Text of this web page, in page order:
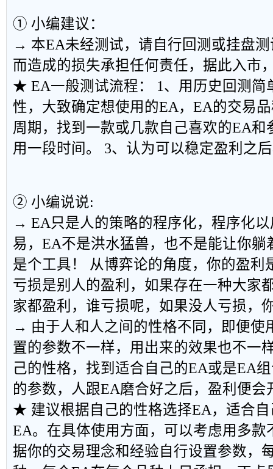
① 小编建议：
→ 本EA未经测试，请自行回测或挂盘
而造成的损失承担任何责任，据此入市
★ EA一般测试流程： 1、用历史回测简
性，大致确定想使用的EA，EA的交易
周期，找到一款或几款自己喜欢的EA和
用一段时间。 3、认为可以稳定盈利之
② 小编说说:
→ EA只是人的策略的程序化，程序化
易，EA不是洪水猛兽，也不是能让你躺
是个工具！ 从博弈论的角度，你的盈利
亏损是别人的盈利，如果存在一种大家
家都盈利，谁亏损呢，如果没人亏损，
→ 由于人和人之间的性格不同，即便使
置的参数不一样，用出来的效果也不一
己的性格，找到适合自己的EA或是EA
的参数，人跟EA磨合好之后，盈利便会
★ 建议根据自己的性格选择EA，适合
EA。在具体使用方面，可以考虑用多款
据你的交易理念和经验自行设置参数，